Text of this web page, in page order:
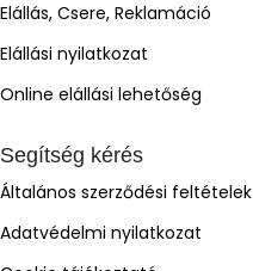
Elállás, Csere, Reklamáció
Elállási nyilatkozat
Online elállási lehetőség
Segítség kérés
Általános szerződési feltételek
Adatvédelmi nyilatkozat